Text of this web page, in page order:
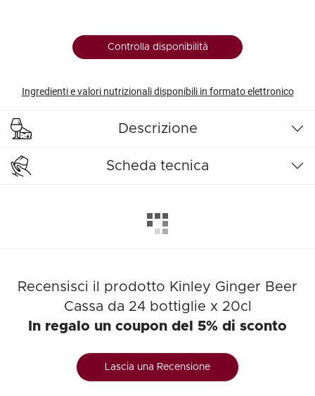
Controlla disponibilità
Ingredienti e valori nutrizionali disponibili in formato elettronico
Descrizione
Scheda tecnica
Recensisci il prodotto Kinley Ginger Beer
Cassa da 24 bottiglie x 20cl
In regalo un coupon del 5% di sconto
Lascia una Recensione